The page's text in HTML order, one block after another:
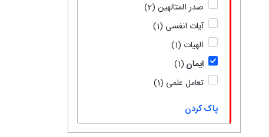
صدر المتالهین (2)
آیات انفسی (1)
الهیات (1)
ایمان (1)
تعامل علمی (1)
پاک کردن